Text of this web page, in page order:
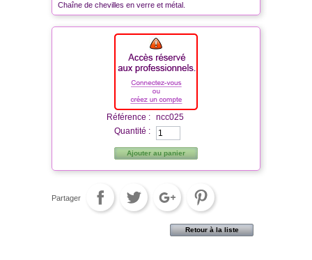
Chaîne de chevilles en verre et métal.
Référence :
ncc025
Quantité :
Ajouter au panier
Partager
Retour à la liste